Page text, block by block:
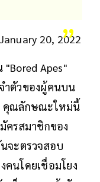
January 20, 2022
"Bored Apes"
ำตัวของผู้คนบน
คุณลักษณะใหม่นี้
ครสมาชิกของ
จะตรวจสอบ
คนโดยเชื่อมโยง